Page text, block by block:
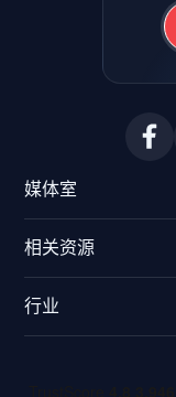
媒体室
相关资源
行业